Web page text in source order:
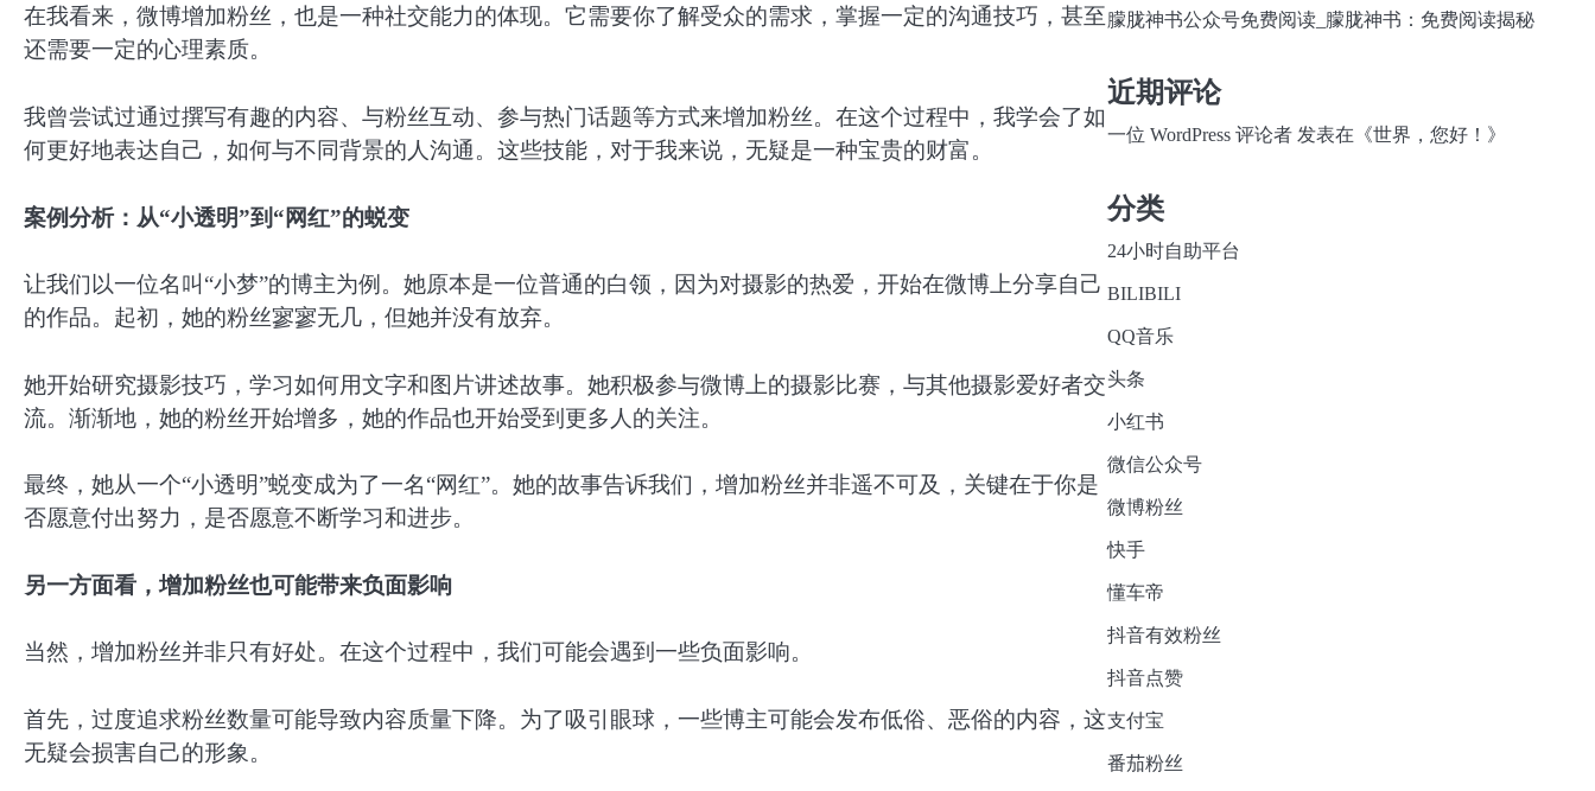
在我看来，微博增加粉丝，也是一种社交能力的体现。它需要你了解受众的需求，掌握一定的沟通技巧，甚至
还需要一定的心理素质。
我曾尝试过通过撰写有趣的内容、与粉丝互动、参与热门话题等方式来增加粉丝。在这个过程中，我学会了如
何更好地表达自己，如何与不同背景的人沟通。这些技能，对于我来说，无疑是一种宝贵的财富。
案例分析：从“小透明”到“网红”的蜕变
让我们以一位名叫“小梦”的博主为例。她原本是一位普通的白领，因为对摄影的热爱，开始在微博上分享自己
的作品。起初，她的粉丝寥寥无几，但她并没有放弃。
她开始研究摄影技巧，学习如何用文字和图片讲述故事。她积极参与微博上的摄影比赛，与其他摄影爱好者交
流。渐渐地，她的粉丝开始增多，她的作品也开始受到更多人的关注。
最终，她从一个“小透明”蜕变成为了一名“网红”。她的故事告诉我们，增加粉丝并非遥不可及，关键在于你是
否愿意付出努力，是否愿意不断学习和进步。
另一方面看，增加粉丝也可能带来负面影响
当然，增加粉丝并非只有好处。在这个过程中，我们可能会遇到一些负面影响。
首先，过度追求粉丝数量可能导致内容质量下降。为了吸引眼球，一些博主可能会发布低俗、恶俗的内容，这
无疑会损害自己的形象。
朦胧神书公众号免费阅读_朦胧神书：免费阅读揭秘
近期评论
一位 WordPress 评论者发表在《世界，您好！ 》
分类
24小时自助平台
BILIBILI
QQ音乐
头条
小红书
微信公众号
微博粉丝
快手
懂车帝
抖音有效粉丝
抖音点赞
支付宝
番茄粉丝